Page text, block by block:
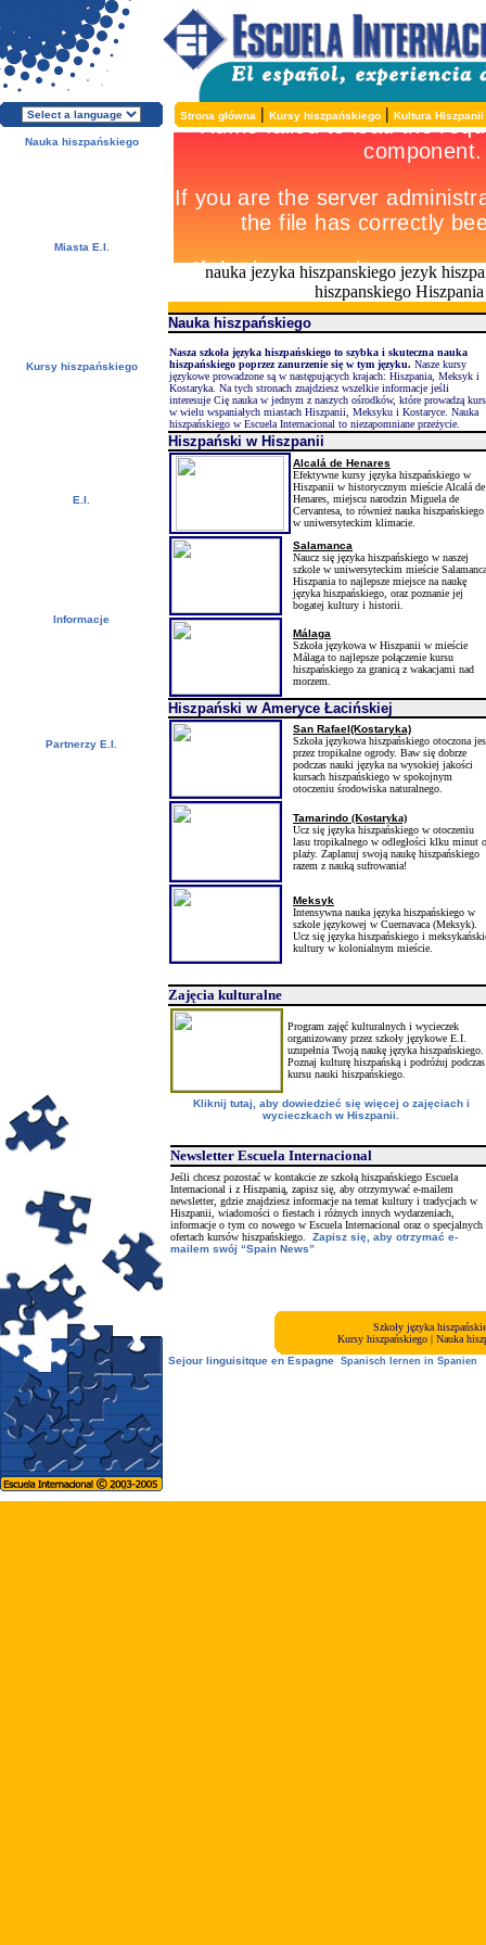
Strona główna | Kursy hiszpańskiego | Kultura Hiszpanii
Nauka hiszpańskiego
Miasta E.I.
Kursy hiszpańskiego
E.I.
Informacje
Partnerzy E.I.
nauka jezyka hiszpanskiego jezyk
hiszpanskiego
Nauka hiszpańskiego
Nasza szkoła języka hiszpańskiego to szybka i skuteczna nauka
hiszpańskiego poprzez zanurzenie się w tym języku. Nasze kursy
językowe prowadzone są w następujących krajach: Hiszpania, Meksyk i
Kostaryka. Na tych stronach znajdziesz wszelkie informacje jeśli
interesuje Cię nauka w jednym z naszych ośrodków, które prowadzą
w wielu wspaniałych miastach Hiszpanii, Meksyku i Kostaryce. Nauka
hiszpańskiego w Escuela Internacional to niezapomniane przeżycie.
Hiszpański w Hiszpanii
Alcalá de Henares
Efektywne kursy języka hiszpańskiego w
Hiszpanii w historycznym mieście Alcalá de
Henares, miejscu narodzin Miguela de
Cervantesa, to również nauka hiszpańskiego
w uniwersyteckim klimacie.
Salamanca
Naucz się języka hiszpańskiego w naszej
szkole w uniwersyteckim mieście
Hiszpania to najlepsze miejsce na naukę
języka hiszpańskiego, oraz poznanie jej
bogatej kultury i historii.
Málaga
Szkoła językowa w Hiszpanii w mieście
Málaga to najlepsze połączenie kursu
hiszpańskiego za granicą z wakacjami nad
morzem.
Hiszpański w Ameryce Łacińskiej
San Rafael(Kostaryka)
Szkoła językowa hiszpańskiego otoczona
przez tropikalne ogrody. Baw się dobrze
podczas nauki języka na wysokiej jakości
kursach hiszpańskiego w spokojnym
otoczeniu środowiska naturalnego.
Tamarindo (Kostaryka)
Ucz się języka hiszpańskiego w otoczeniu
lasu tropikalnego w odległości klku minut
plaży. Zaplanuj swoją naukę hiszpańskiego
razem z nauką sufrowania!
Meksyk
Intensywna nauka języka hiszpańskiego w
szkole językowej w Cuernavaca (Meksyk).
Ucz się języka hiszpańskiego i
kultury w kolonialnym mieście.
Zajęcia kulturalne
Program zajęć kulturalnych i wycieczek
organizowany przez szkoły językowe E.I.
uzupełnia Twoją naukę języka hiszpańskiego.
Poznaj kulturę hiszpańską i podróżuj podczas
kursu nauki hiszpańskiego.
Kliknij tutaj, aby dowiedzieć się więcej o zajęciach i
wycieczkach w Hiszpanii.
Newsletter Escuela Internacional
Jeśli chcesz pozostać w kontakcie ze szkołą hiszpańskiego Escuela
Internacional i z Hiszpanią, zapisz się, aby otrzymywać e-mailem
newsletter, gdzie znajdziesz informacje na temat kultury i tradycjach w
Hiszpanii, wiadomości o fiestach i różnych innych wydarzeniach,
informacje o tym co nowego w Escuela Internacional oraz o specjalnych
ofertach kursów hiszpańskiego. Zapisz się, aby otrzymać e-
mailem swój “Spain News”
Szkoły języka
Kursy hiszpańskiego | Nauka
Sejour linguisitque en Espagne Spanisch lernen in Spanien